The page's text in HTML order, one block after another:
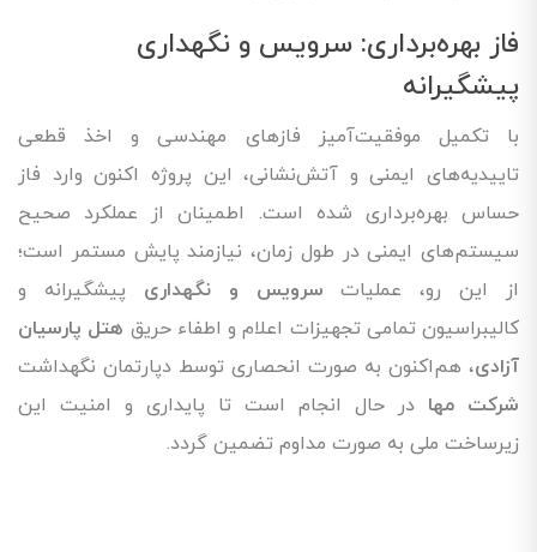
فاز بهره‌برداری: سرویس و نگهداری
پیشگیرانه
با تکمیل موفقیت‌آمیز فازهای مهندسی و اخذ قطعی
تاییدیه‌های ایمنی و آتش‌نشانی، این پروژه اکنون وارد فاز
حساس بهره‌برداری شده است. اطمینان از عملکرد صحیح
سیستم‌های ایمنی در طول زمان، نیازمند پایش مستمر است؛
از این رو، عملیات سرویس و نگهداری پیشگیرانه و
کالیبراسیون تمامی تجهیزات اعلام و اطفاء حریق هتل پارسیان
آزادی، هم‌اکنون به صورت انحصاری توسط دپارتمان نگهداشت
شرکت مها در حال انجام است تا پایداری و امنیت این
زیرساخت ملی به صورت مداوم تضمین گردد.